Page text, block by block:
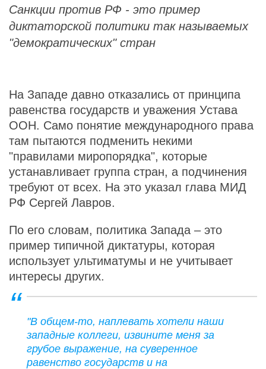
Санкции против РФ - это пример
диктаторской политики так называемых
"демократических" стран
На Западе давно отказались от принципа
равенства государств и уважения Устава
ООН. Само понятие международного права
там пытаются подменить некими
"правилами миропорядка", которые
устанавливает группа стран, а подчинения
требуют от всех. На это указал глава МИД
РФ Сергей Лавров.
По его словам, политика Запада – это
пример типичной диктатуры, которая
использует ультиматумы и не учитывает
интересы других.
"В общем-то, наплевать хотели наши
западные коллеги, извините меня за
грубое выражение, на суверенное
равенство государств и на